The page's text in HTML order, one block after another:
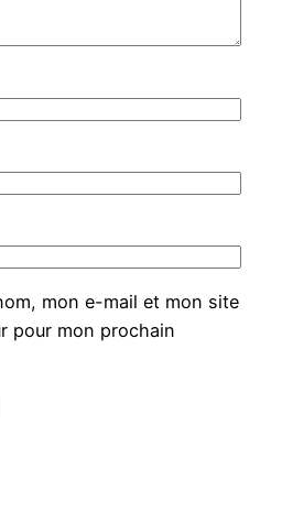
mon e-mail et mon site
pour mon prochain